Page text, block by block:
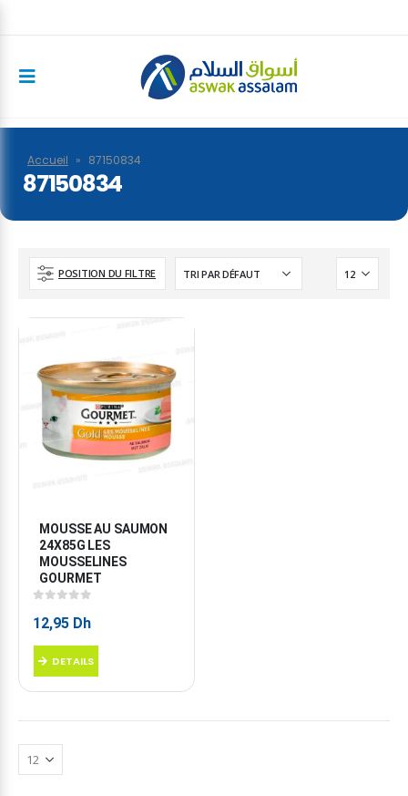
Accueil » 87150834
87150834
POSITION DU FILTRE
MOUSSE AU SAUMON
24X85G LES
MOUSSELINES
GOURMET
12,95 Dh
DETAILS